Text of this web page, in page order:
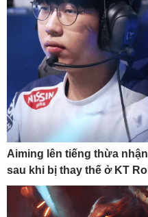
Aiming lên tiếng thừa
sau khi bị thay thế ở KT